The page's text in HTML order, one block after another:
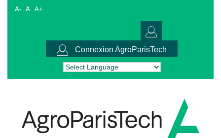
A- A A+
Connexion AgroParisTech
Powered by Translate